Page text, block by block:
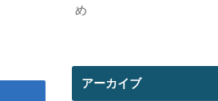
め
アーカイブ